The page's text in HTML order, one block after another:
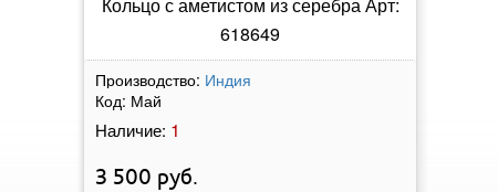
Кольцо с аметистом из серебра Арт:
618649
Производство: Индия
Код: Май
Наличие: 1
3 500 руб.